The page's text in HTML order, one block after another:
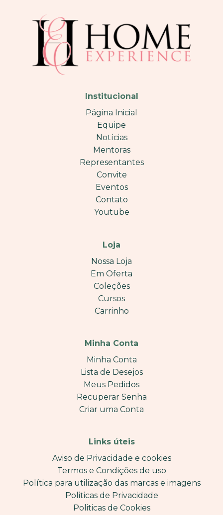
Institucional
Página Inicial
Equipe
Notícias
Mentoras
Representantes
Convite
Eventos
Contato
Youtube
Loja
Nossa Loja
Em Oferta
Coleções
Cursos
Carrinho
Minha Conta
Minha Conta
Lista de Desejos
Meus Pedidos
Recuperar Senha
Criar uma Conta
Links úteis
Aviso de Privacidade e cookies
Termos e Condições de uso
Política para utilização das marcas e imagens
Politicas de Privacidade
Politicas de Cookies